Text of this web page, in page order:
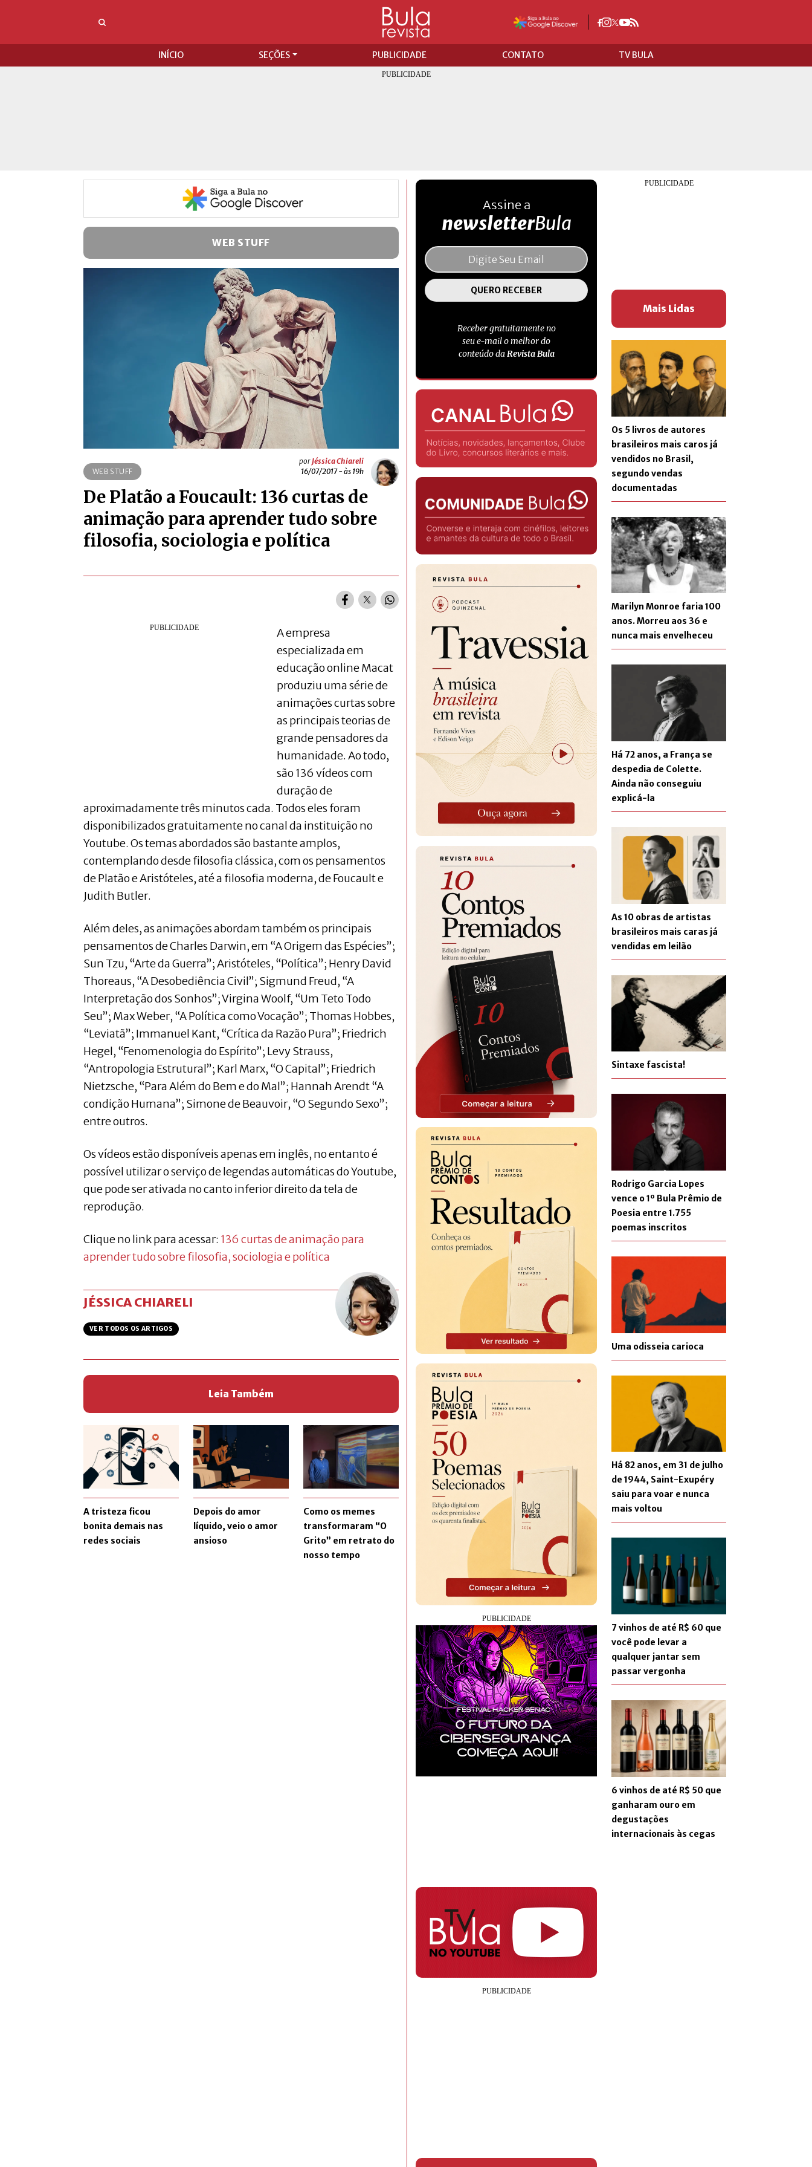
INÍCIO SEÇÕES PUBLICIDADE CONTATO TV BULA
WEB STUFF
WEB STUFF
porJéssica Chiareli
16/07/2017 - às 19h
De Platão a Foucault: 136 curtas de
animação para aprender tudo sobre
filosofia, sociologia e política
A empresa
especializada em
educação online Macat
produziu uma série de
animações curtas sobre
as principais teorias de
grande pensadores da
humanidade. Ao todo,
são 136 vídeos com
duração de
aproximadamente três minutos cada. Todos eles foram
disponibilizados gratuitamente no canal da instituição no
Youtube. Os temas abordados são bastante amplos,
contemplando desde filosofia clássica, com os pensamentos
de Platão e Aristóteles, até a filosofia moderna, de Foucault e
Judith Butler.
Além deles, as animações abordam também os principais
pensamentos de Charles Darwin, em “A Origem das Espécies”;
Sun Tzu, “Arte da Guerra”; Aristóteles, “Política”; Henry David
Thoreaus, “A Desobediência Civil”; Sigmund Freud, “A
Interpretação dos Sonhos”; Virgina Woolf, “Um Teto Todo
Seu”; Max Weber, “A Política como Vocação”; Thomas Hobbes,
“Leviatã”; Immanuel Kant, “Crítica da Razão Pura”; Friedrich
Hegel, “Fenomenologia do Espírito”; Levy Strauss,
“Antropologia Estrutural”; Karl Marx, “O Capital”; Friedrich
Nietzsche, “Para Além do Bem e do Mal”; Hannah Arendt “A
condição Humana”; Simone de Beauvoir, “O Segundo Sexo”;
entre outros.
Os vídeos estão disponíveis apenas em inglês, no entanto é
possível utilizar o serviço de legendas automáticas do Youtube,
que pode ser ativada no canto inferior direito da tela de
reprodução.
Clique no link para acessar: 136 curtas de animação para
aprender tudo sobre filosofia, sociologia e política
JÉSSICA CHIARELI
VER TODOS OS ARTIGOS
Leia Também
A tristeza ficou
bonita demais nas
redes sociais
Depois do amor
líquido, veio o amor
ansioso
Como os memes
transformaram “O
Grito” em retrato do
nosso tempo
Assine a
newsletterBula
Receber gratuitamente no
seu e-mail o melhor do
conteúdo daRevista Bula
Mais Lidas
Os 5 livros de autores
brasileiros mais caros já
vendidos no Brasil,
segundo vendas
documentadas
Marilyn Monroe faria 100
anos. Morreu aos 36 e
nunca mais envelheceu
Há 72 anos, a França se
despedia de Colette.
Ainda não conseguiu
explicá-la
As 10 obras de artistas
brasileiros mais caras já
vendidas em leilão
Sintaxe fascista!
Rodrigo Garcia Lopes
vence o 1º Bula Prêmio de
Poesia entre 1.755
poemas inscritos
Uma odisseia carioca
Há 82 anos, em 31 de julho
de 1944, Saint-Exupéry
saiu para voar e nunca
mais voltou
7 vinhos de até R$ 60 que
você pode levar a
qualquer jantar sem
passar vergonha
6 vinhos de até R$ 50 que
ganharam ouro em
degustações
internacionais às cegas